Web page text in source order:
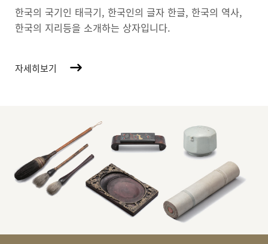
한국의 국기인 태극기, 한국인의 글자 한글, 한국의 역사,
한국의 지리등을 소개하는 상자입니다.
자세히보기